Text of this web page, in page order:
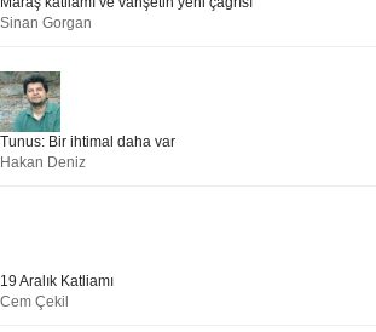
Sinan Gorgan
Tunus: Bir ihtimal daha var
Hakan Deniz
19 Aralık Katliamı
Cem Çekil